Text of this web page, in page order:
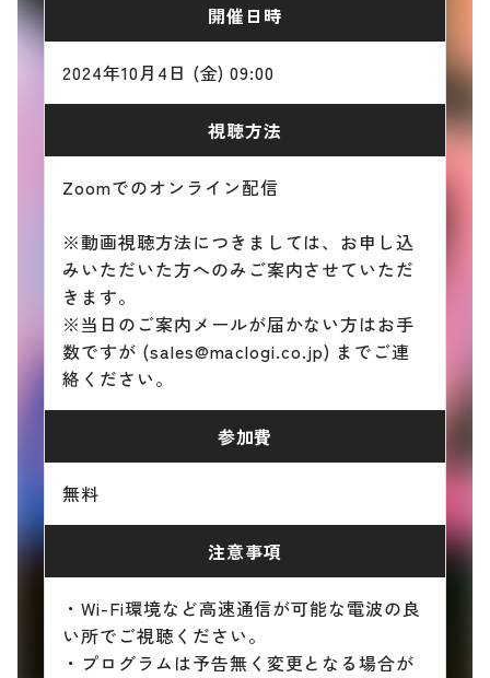
開催日時
2024年10月4日 (金) 09:00
視聴方法
Zoomでのオンライン配信
※動画視聴方法につきましては、お申し込
みいただいた方へのみご案内させていただ
きます。
※当日のご案内メールが届かない方はお手
数ですが (sales@maclogi.co.jp) までご連
絡ください。
参加費
無料
注意事項
・Wi-Fi環境など高速通信が可能な電波の良
い所でご視聴ください。
・プログラムは予告無く変更となる場合が